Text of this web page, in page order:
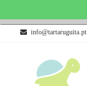
info@tartaruguita.pt